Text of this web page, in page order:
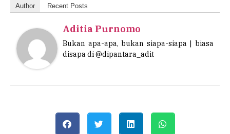
Author Recent Posts
Aditia Purnomo
Bukan apa-apa, bukan siapa-siapa | biasa
disapa di @dipantara_adit